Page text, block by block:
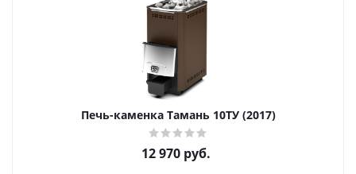
Печь-каменка Тамань 10ТУ (2017)
12 970руб.